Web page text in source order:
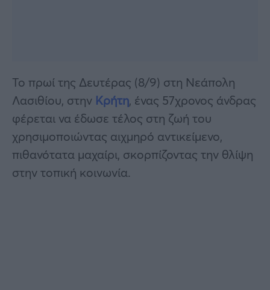
Το πρωί της Δευτέρας (8/9) στη Νεάπολη
Λασιθίου, στην Κρήτη, ένας 57χρονος άνδρας
φέρεται να έδωσε τέλος στη ζωή του
χρησιμοποιώντας αιχμηρό αντικείμενο,
πιθανότατα μαχαίρι, σκορπίζοντας την θλίψη
στην τοπική κοινωνία.